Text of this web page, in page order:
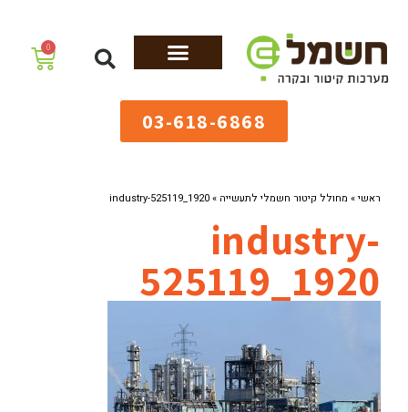
0
03-618-6868
ראשי» מחולל קיטור חשמלי לתעשייה »
industry-525119_1920
industry-
525119_1920